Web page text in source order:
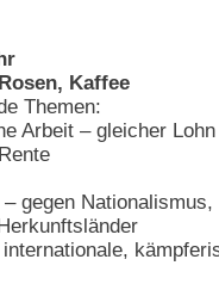
Kaffee
Themen:
Arbeit – gleicher Lohn
gegen